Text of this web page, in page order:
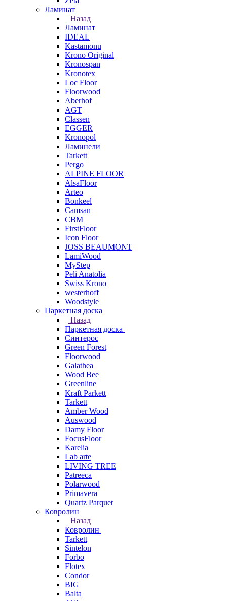
Ламинат
Назад
Ламинат
IDEAL
Kastamonu
Krono Original
Kronospan
Kronotex
Loc Floor
Floorwood
Aberhof
AGT
Classen
EGGER
Kronopol
Ламинели
Tarkett
Pergo
ALPINE FLOOR
AlsaFloor
Arteo
Bonkeel
Camsan
CBM
FirstFloor
Icon Floor
JOSS BEAUMONT
LamiWood
MyStep
Peli Anatolia
Swiss Krono
westerhoff
Woodstyle
Паркетная доска
Назад
Паркетная доска
Синтерос
Green Forest
Floorwood
Galathea
Wood Bee
Greenline
Kraft Parkett
Tarkett
Amber Wood
Auswood
Damy Floor
FocusFloor
Karelia
Lab arte
LIVING TREE
Patreeca
Polarwood
Primavera
Quartz Parquet
Ковролин
Назад
Ковролин
Tarkett
Sintelon
Forbo
Flotex
Condor
BIG
Balta